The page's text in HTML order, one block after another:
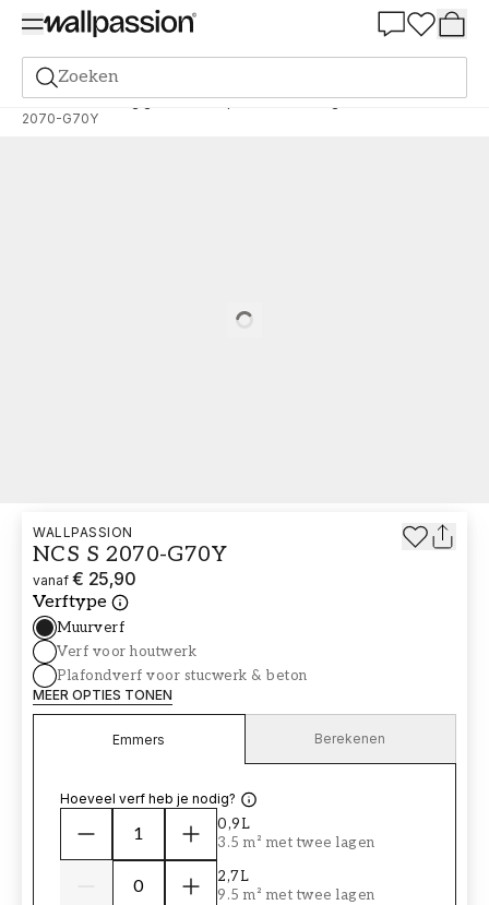
Zoeken
Verf Bestelling gebaseerd op NCS Bestelling door NCS
2070-G70Y
WALLPASSION
NCS S 2070-G70Y
vanaf € 25,90
Verftype
Muurverf
Verf voor houtwerk
Plafondverf voor stucwerk & beton
MEER OPTIES TONEN
Emmers Berekenen
Hoeveel verf heb je nodig?
0,9L
3.5 m² met twee lagen
2,7L
9.5 m² met twee lagen